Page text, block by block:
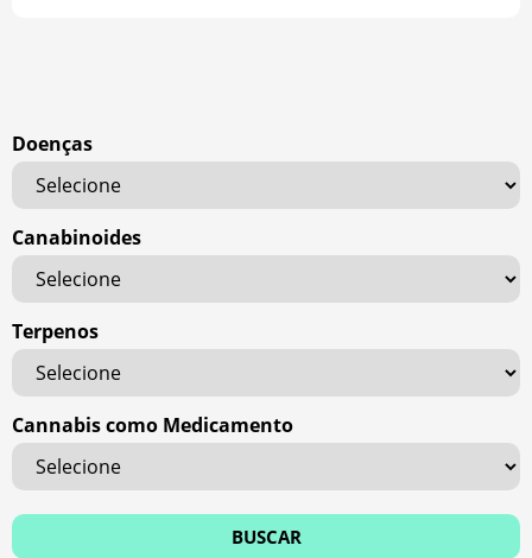
Doenças
Canabinoides
Terpenos
Cannabis como Medicamento